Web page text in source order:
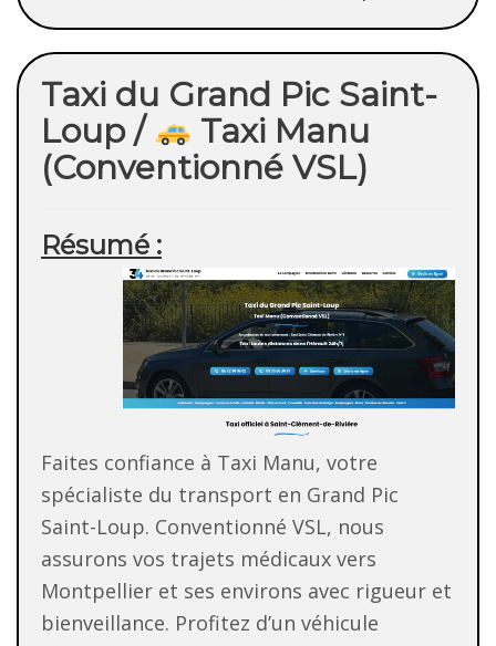
Taxi du Grand Pic Saint-
Loup /
Taxi Manu
(Conventionné VSL)
Résumé :
Faites confiance à Taxi Manu, votre
spécialiste du transport en Grand Pic
Saint-Loup. Conventionné VSL, nous
assurons vos trajets médicaux vers
Montpellier et ses environs avec rigueur et
bienveillance. Profitez d’un véhicule